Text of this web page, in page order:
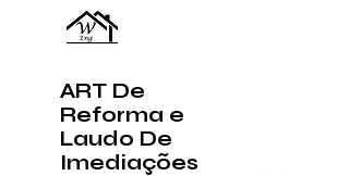
ART De
Reforma e
Laudo De
Imediações